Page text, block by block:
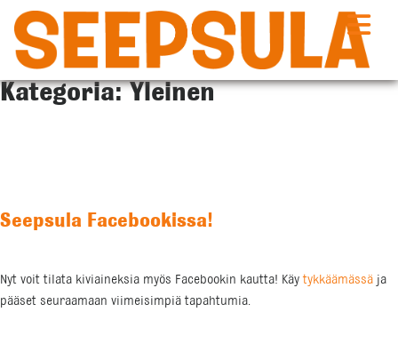
content
Kategoria:Yleinen
Seepsula Facebookissa!
Nyt voit tilata kiviaineksia myös Facebookin kautta! Käytykkäämässä ja
pääset seuraamaan viimeisimpiä tapahtumia.